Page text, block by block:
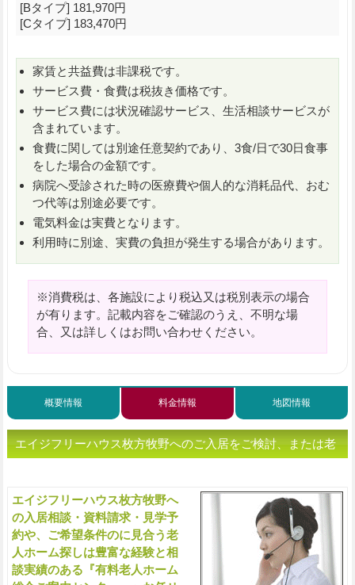
[Bタイプ] 181,970円
[Cタイプ] 183,470円
家賃と共益費は非課税です。
サービス費・食費は税抜き価格です。
サービス費には状況確認サービス、生活相談サービスが
含まれています。
食費に関しては別途任意契約であり、3食/日で30日食事
をした場合の金額です。
病院へ受診された時の医療費や個人的な消耗品代、おむ
つ代等は別途必要です。
電気料金は実費となります。
利用時に別途、実費の負担が発生する場合があります。
※消費税は、各施設により税込又は税別表示の場合
が有ります。記載内容をご確認のうえ、不明な場
合、又は詳しくはお問い合わせください。
概要情報 料金情報 地図情報
エイジフリーハウス枚方牧野へのご入居をご検討、または老
エイジフリーハウス枚方牧野へ
の入居相談・資料請求・見学予
約や、ご希望条件のに見合う老
人ホーム探しは豊富な経験と相
談実績のある『有料老人ホーム